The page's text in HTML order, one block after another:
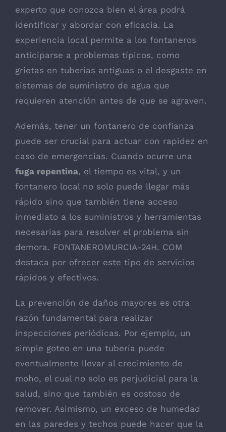
experto que conozca bien el área podrá
identificar y abordar con eficacia. La
experiencia local permite a los fontaneros
anticiparse a problemas típicos, como
grietas en tuberías antiguas o el desgaste en
sistemas de suministro de agua que
requieren atención antes de que se agraven.
Además, tener un fontanero de confianza
puede ser crucial para actuar con rapidez en
caso de emergencias. Cuando ocurre una
fuga repentina, el tiempo es vital, y un
fontanero local no solo puede llegar más
rápido sino que también tiene acceso
inmediato a los suministros y herramientas
necesarias para resolver el problema sin
demora. FONTANEROMURCIA-24H. COM
destaca por ofrecer este tipo de servicios
rápidos y efectivos.
La prevención de daños mayores es otra
razón fundamental para realizar
inspecciones periódicas. Por ejemplo, un
simple goteo en una tubería puede
eventualmente llevar al crecimiento de
moho, el cual no solo es perjudicial para la
salud, sino que también es costoso de
remover. Asimismo, un exceso de humedad
en las paredes y techos puede hacer que la